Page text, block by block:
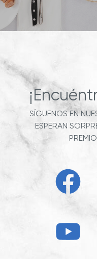
SÍGUENOS EN
ESPERAN